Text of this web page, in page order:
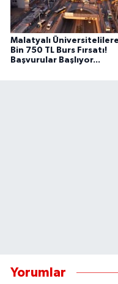
Malatyalı Üniversitelilere
Bin 750 TL Burs Fırsatı!
Başvurular Başlıyor...
Yorumlar